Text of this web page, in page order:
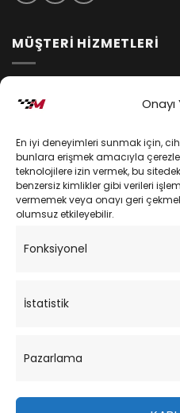
En iyi deneyimleri sunmak için,
bunlara erişmek amacıyla
teknolojilere izin vermek, bu
benzersiz kimlikler gibi verileri
vermemek veya onayı geri
olumsuz etkileyebilir.
Fonksiyonel
İstatistik
Pazarlama
MÜŞTERİ HİZMETLERİ
Kişisel Verilerin Korunması
Mesafeli Satış Sözleşmesi
Sipariş Takibi